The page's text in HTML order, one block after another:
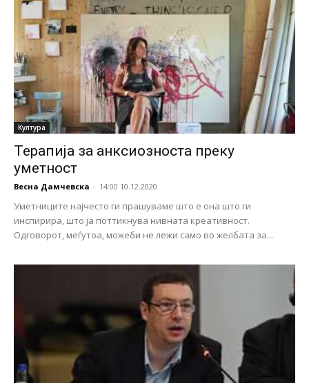
Култура
Терапија за анксиозноста преку
уметност
Весна Дамчевска - 14:00 10.12.2020
Уметниците најчесто ги прашуваме што е она што ги
инспирира, што ја поттикнува нивната креативност.
Одговорот, меѓутоа, можеби не лежи само во желбата за...